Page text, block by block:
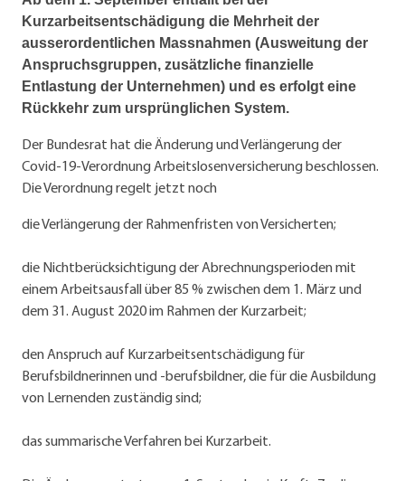
Kurzarbeitsentschädigung die Mehrheit der
ausserordentlichen Massnahmen (Ausweitung der
Anspruchsgruppen, zusätzliche finanzielle
Entlastung der Unternehmen) und es erfolgt eine
Rückkehr zum ursprünglichen System.
Der Bundesrat hat die Änderung und Verlängerung der
Covid-19-Verordnung Arbeitslosenversicherung beschlossen.
Die Verordnung regelt jetzt noch
die Verlängerung der Rahmenfristen von Versicherten;
die Nichtberücksichtigung der Abrechnungsperioden mit
einem Arbeitsausfall über 85 % zwischen dem 1. März und
dem 31. August 2020 im Rahmen der Kurzarbeit;
den Anspruch auf Kurzarbeitsentschädigung für
Berufsbildnerinnen und -berufsbildner, die für die Ausbildung
von Lernenden zuständig sind;
das summarische Verfahren bei Kurzarbeit.